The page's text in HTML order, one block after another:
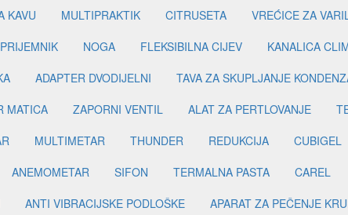
KAVU
MULTIPRAKTIK CITRUSETA VREĆICE ZA
NOGA FLEKSIBILNA CIJEV KANALICA
ADAPTER DVODIJELNI TAVA ZA SKUPLJANJE
MATICA
ZAPORNI VENTIL ALAT ZA PERTLOVANJE
MULTIMETAR THUNDER REDUKCIJA CUBIGEL
ANEMOMETAR SIFON TERMALNA PASTA CAREL
ANTI VIBRACIJSKE PODLOŠKE APARAT ZA PEČENJE